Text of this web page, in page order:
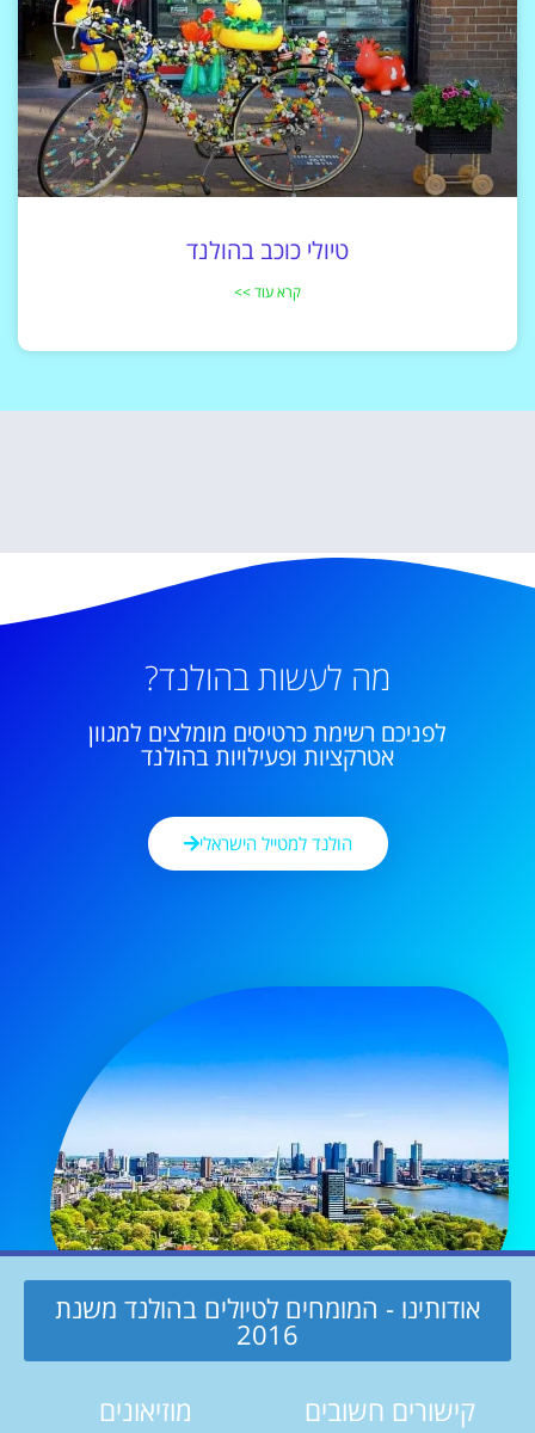
טיולי כוכב בהולנד
קרא עוד >>
מה לעשות בהולנד?
לפניכם רשימת כרטיסים מומלצים למגוון
אטרקציות ופעילויות בהולנד
הולנד למטייל הישראלי
אודותינו - המומחים לטיולים בהולנד משנת
2016
קישורים חשובים מוזיאונים